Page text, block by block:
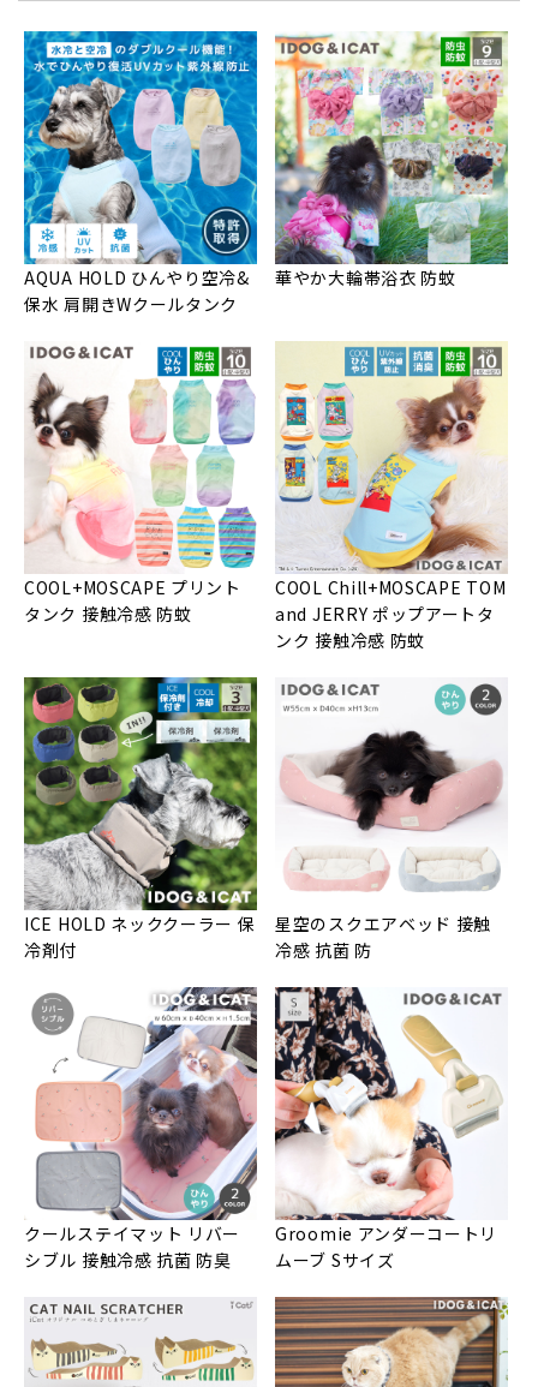
AQUA HOLD ひんやり空冷&
保水 肩開きWクールタンク
華やか大輪帯浴衣 防蚊
COOL+MOSCAPE プリント
タンク 接触冷感 防蚊
COOL Chill+MOSCAPE TOM
and JERRY ポップアートタ
ンク 接触冷感 防蚊
ICE HOLD ネッククーラー 保
冷剤付
星空のスクエアベッド 接触
冷感 抗菌 防
クールステイマット リバー
シブル 接触冷感 抗菌 防臭
Groomie アンダーコートリ
ムーブ Sサイズ